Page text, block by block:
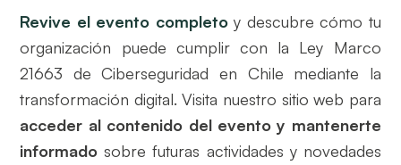
Revive el evento completoy descubre cómo tu
organización puede cumplir con la Ley Marco
21663 de Ciberseguridad en Chile mediante la
transformación digital. Visita nuestro sitio web para
acceder al contenido del evento y mantenerte
informado sobre futuras actividades y novedades